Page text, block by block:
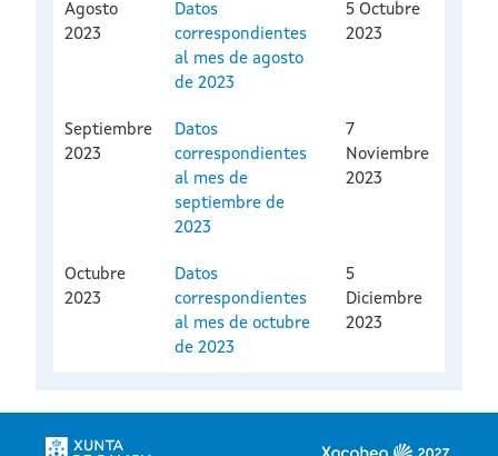
Agosto
2023
Datos
correspondientes
al mes de agosto
de 2023
5 Octubre
2023
Septiembre
2023
Datos
correspondientes
al mes de
septiembre de
2023
7
Noviembre
2023
Octubre
2023
Datos
correspondientes
al mes de octubre
de 2023
5
Diciembre
2023